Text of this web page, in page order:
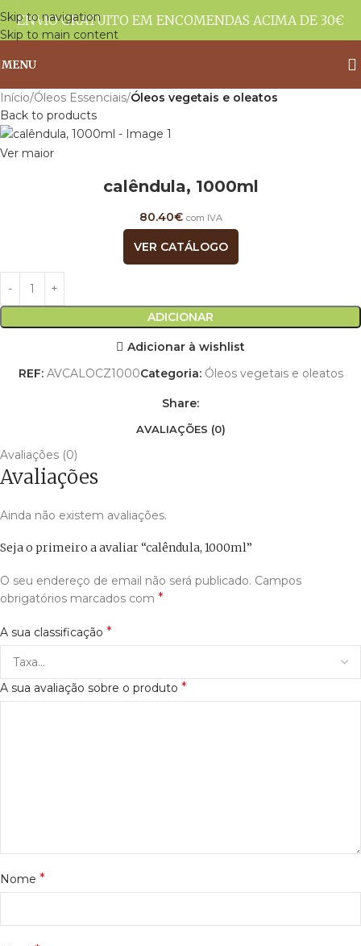
Skip to navigation
Skip to main content
ENVIO GRATUITO EM ENCOMENDAS ACIMA DE 30€
MENU
Início Óleos Essenciais Óleos vegetais e oleatos
Back to products
Ver maior
calêndula, 1000ml
80.40€ com IVA
VER CATÁLOGO
ADICIONAR
Adicionar à wishlist
REF: AVCALOCZ1000Categoria: Óleos vegetais e oleatos
Share:
AVALIAÇÕES (0)
Avaliações (0)
Avaliações
Ainda não existem avaliações.
Seja o primeiro a avaliar “calêndula, 1000ml”
O seu endereço de email não será publicado. Campos
obrigatórios marcados com *
A sua classificação *
A sua avaliação sobre o produto *
Nome *